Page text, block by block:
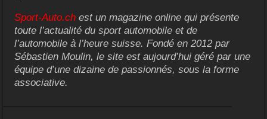
Sport-Auto.ch est un magazine online qui présente
toute l’actualité du sport automobile et de
l’automobile à l’heure suisse. Fondé en 2012 par
Sébastien Moulin, le site est aujourd’hui géré par une
équipe d’une dizaine de passionnés, sous la forme
associative.